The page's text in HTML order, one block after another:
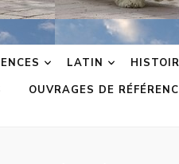
LATIN
OUVRAGES DE